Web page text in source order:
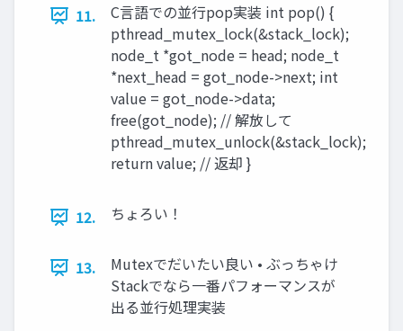
11.
C言語での並行pop実装 int pop() {
pthread_mutex_lock(&stack_lock);
node_t *got_node = head; node_t
*next_head = got_node->next; int
value = got_node->data;
free(got_node); // 解放して
pthread_mutex_unlock(&stack_lock);
return value; // 返却 }
12. ちょろい！
13.
Mutexでだいたい良い • ぶっちゃけ
Stackでなら一番パフォーマンスが
出る並行処理実装